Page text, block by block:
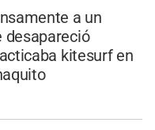
a un
desapareció
kitesurf en